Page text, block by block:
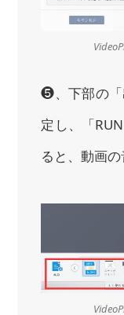
❺、下部の「
定し、「
ると、動画の